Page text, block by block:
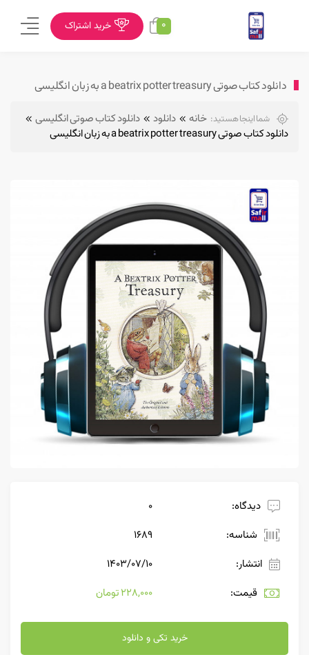
0 خرید اشتراک
دانلود کتاب صوتی a beatrix potter treasury به زبان انگلیسی
شما اینجا هستید: خانه دانلود
دانلود کتاب صوتی انگلیسی
دانلود کتاب صوتی a beatrix potter treasury به زبان انگلیسی
دیدگاه:
0
شناسه:
1689
انتشار:
۱۴۰۳/۰۷/۱۰
قیمت:
228,000 تومان
خرید تکی و دانلود